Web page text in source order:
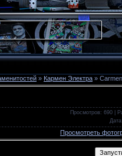
» Кармен Электра »
Просмотров: 690 |
Дата
Просмотреть